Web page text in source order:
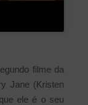
filme da
Jane (Kristen
ele é o seu